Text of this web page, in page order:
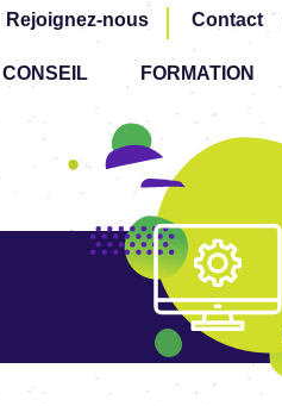
Rejoignez-nous Contact
FORMATION